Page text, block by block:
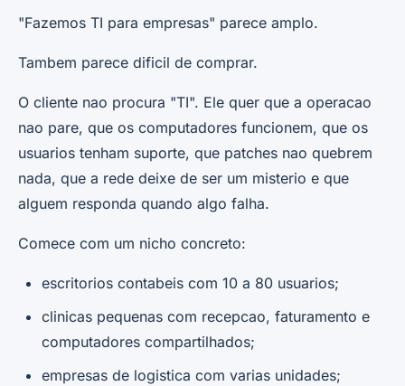
"Fazemos TI para empresas" parece amplo.
Tambem parece dificil de comprar.
O cliente nao procura "TI". Ele quer que a operacao
nao pare, que os computadores funcionem, que os
usuarios tenham suporte, que patches nao quebrem
nada, que a rede deixe de ser um misterio e que
alguem responda quando algo falha.
Comece com um nicho concreto:
escritorios contabeis com 10 a 80 usuarios;
clinicas pequenas com recepcao, faturamento e
computadores compartilhados;
empresas de logistica com varias unidades;